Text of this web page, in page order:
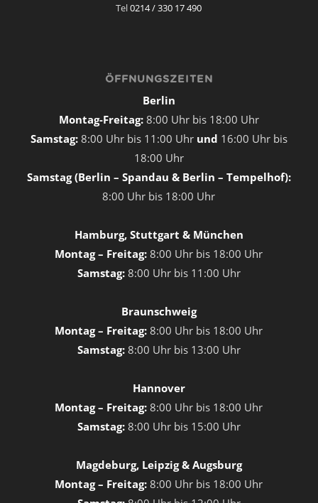
Tel0214 / 330 17 490
ÖFFNUNGSZEITEN
Berlin
Montag-Freitag: 8:00 Uhr bis 18:00 Uhr
Samstag: 8:00 Uhr bis 11:00 Uhr und 16:00 Uhr bis
18:00 Uhr
Samstag (Berlin – Spandau & Berlin – Tempelhof):
8:00 Uhr bis 18:00 Uhr
Hamburg, Stuttgart & München
Montag – Freitag:8:00 Uhr bis 18:00 Uhr
Samstag:8:00 Uhr bis 11:00 Uhr
Braunschweig
Montag – Freitag:8:00 Uhr bis 18:00 Uhr
Samstag: 8:00 Uhr bis 13:00 Uhr
Hannover
Montag – Freitag:8:00 Uhr bis 18:00 Uhr
Samstag: 8:00 Uhr bis 15:00 Uhr
Magdeburg, Leipzig & Augsburg
Montag – Freitag:8:00 Uhr bis 18:00 Uhr